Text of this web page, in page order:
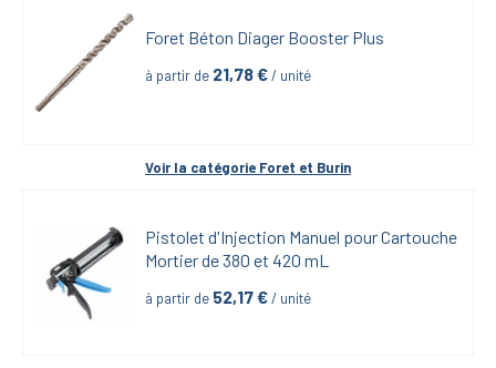
Foret Béton Diager Booster Plus
à partir de 21,78 € / unité
Voir la catégorie Foret et Burin
Pistolet d'Injection Manuel pour Cartouche
Mortier de 380 et 420 mL
à partir de 52,17 € / unité